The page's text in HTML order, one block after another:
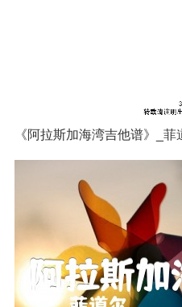
《阿拉斯加海湾吉他谱》_